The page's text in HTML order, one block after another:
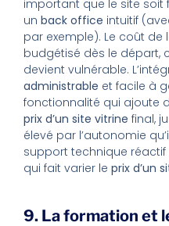
important que le site soit
un back office intuitif
par exemple). Le coût de
budgétisé dès le départ,
devient vulnérable.
administrable et facile à
fonctionnalité qui ajoute
prix d’un site vitrine final,
élevé par l’autonomie
support technique
qui fait varier le prix d’un
9. La formation et